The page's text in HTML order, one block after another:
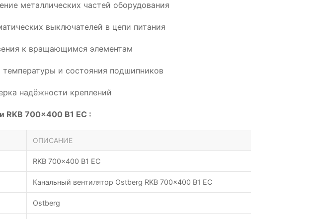
металлических частей оборудования
выключателей в цепи питания
к вращающимся элементам
температуры и состояния подшипников
надёжности креплений
RKB 700x400 B1 EC :
ОПИСАНИЕ
RKB 700x400 B1 EC
Канальный вентилятор Ostberg RKB 700x400 B1 EC
Ostberg